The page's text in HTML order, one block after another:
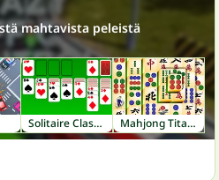
mahtavista peleistä
Solitaire Classic Mahjong Titans